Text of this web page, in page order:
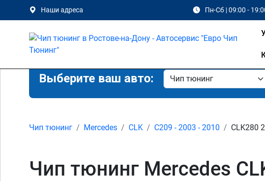
Наши адреса Пн-Сб | 09:00 -
Выберите ваш авто:
Чип тюнинг Mercedes CLK C209 - 2003 - 2010 CLK280
Чип тюнинг Mercedes